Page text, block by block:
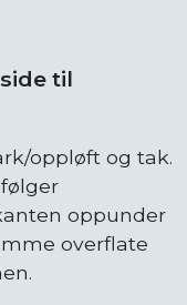
til
oppløft og tak.
oppunder
overflate